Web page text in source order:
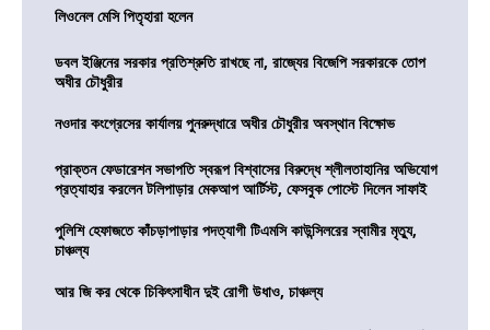
লিওনেল মেসি পিতৃহারা হলেন
ডবল ইঞ্জিনের সরকার প্রতিশ্রুতি রাখছে না, রাজ্যের বিজেপি সরকারকে তোপ
অধীর চৌধুরীর
নওদার কংগ্রেসের কার্যালয় পুনরুদ্ধারে অধীর চৌধুরীর অবস্থান বিক্ষোভ
প্রাক্তন ফেডারেশন সভাপতি স্বরূপ বিশ্বাসের বিরুদ্ধে শ্লীলতাহানির অভিযোগ
প্রত্যাহার করলেন টলিপাড়ার মেকআপ আর্টিস্ট, ফেসবুক পোস্টে দিলেন সাফাই
পুলিশি হেফাজতে কাঁচড়াপাড়ার পদত্যাগী টিএমসি কাউন্সিলরের স্বামীর মৃত্যু,
চাঞ্চল্য
আর জি কর থেকে চিকিৎসাধীন দুই রোগী উধাও, চাঞ্চল্য